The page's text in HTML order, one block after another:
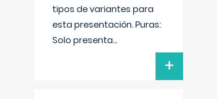
tipos de variantes para
esta presentación. Puras:
Solo presenta...
+